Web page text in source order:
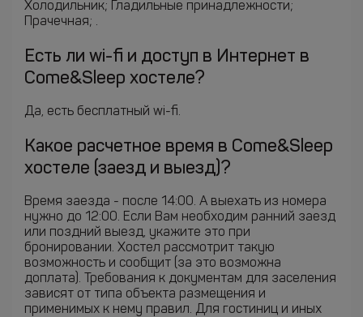
Холодильник; Гладильные принадлежности;
Прачечная; .
Есть ли wi-fi и доступ в Интернет в
Come&Sleep хостеле?
Да, есть бесплатный wi-fi.
Какое расчетное время в Come&Sleep
хостеле (заезд и выезд)?
Время заезда - после 14:00. А выехать из номера
нужно до 12:00. Если Вам необходим ранний заезд
или поздний выезд, укажите это при
бронировании. Хостел рассмотрит такую
возможность и сообщит (за это возможна
доплата). Требования к документам для заселения
зависят от типа объекта размещения и
применимых к нему правил. Для гостиниц и иных